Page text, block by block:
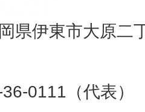
県伊東市大原二
0111（代表）